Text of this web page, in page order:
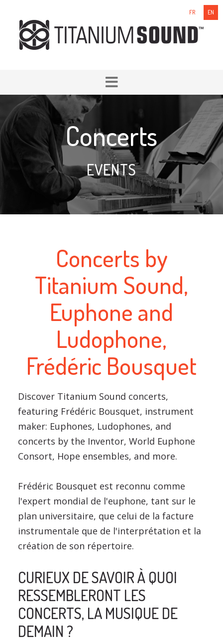
FR EN
Concerts
EVENTS
Concerts by
Titanium Sound,
Euphone and
Ludophone,
Frédéric Bousquet
Discover Titanium Sound concerts,
featuring Frédéric Bousquet, instrument
maker: Euphones, Ludophones, and
concerts by the Inventor, World Euphone
Consort, Hope ensembles, and more.
Frédéric Bousquet est reconnu comme
l'expert mondial de l'euphone, tant sur le
plan universitaire, que celui de la facture
instrumentale que de l'interprétation et la
création de son répertoire.
CURIEUX DE SAVOIR À QUOI
RESSEMBLERONT LES
CONCERTS, LA MUSIQUE DE
DEMAIN ?